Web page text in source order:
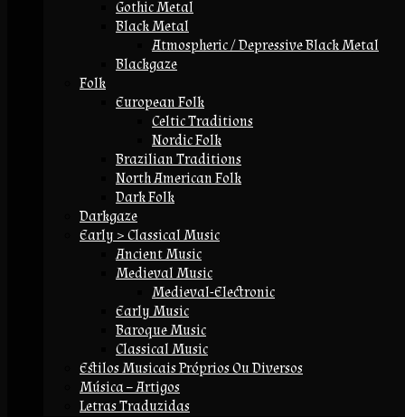
Gothic Metal
Black Metal
Atmospheric / Depressive Black Metal
Blackgaze
Folk
European Folk
Celtic Traditions
Nordic Folk
Brazilian Traditions
North American Folk
Dark Folk
Darkgaze
Early > Classical Music
Ancient Music
Medieval Music
Medieval-Electronic
Early Music
Baroque Music
Classical Music
Estilos Musicais Próprios Ou Diversos
Música – Artigos
Letras Traduzidas